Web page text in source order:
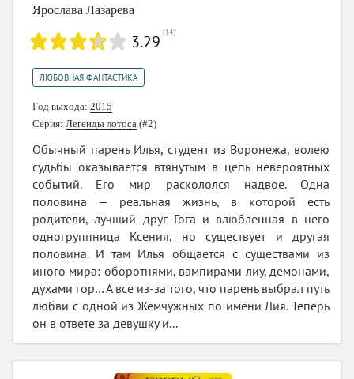
Ярослава Лазарева
3.29 (14)
ЛЮБОВНАЯ ФАНТАСТИКА
Год выхода: 2015
Серия: Легенды лотоса (#2)
Обычный парень Илья, студент из Воронежа, волею
судьбы оказывается втянутым в цепь невероятных
событий. Его мир раскололся надвое. Одна
половина — реальная жизнь, в которой есть
родители, лучший друг Гога и влюбленная в него
одногруппница Ксения, но существует и другая
половина. И там Илья общается с существами из
иного мира: оборотнями, вампирами лиу, демонами,
духами гор… А все из-за того, что парень выбрал путь
любви с одной из Жемчужных по имени Лия. Теперь
он в ответе за девушку и...